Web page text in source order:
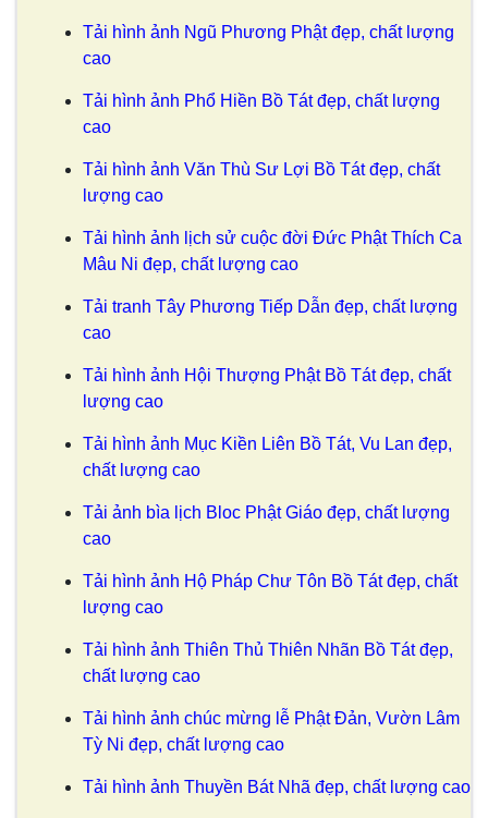
Tải hình ảnh Ngũ Phương Phật đẹp, chất lượng
cao
Tải hình ảnh Phổ Hiền Bồ Tát đẹp, chất lượng
cao
Tải hình ảnh Văn Thù Sư Lợi Bồ Tát đẹp, chất
lượng cao
Tải hình ảnh lịch sử cuộc đời Đức Phật Thích Ca
Mâu Ni đẹp, chất lượng cao
Tải tranh Tây Phương Tiếp Dẫn đẹp, chất lượng
cao
Tải hình ảnh Hội Thượng Phật Bồ Tát đẹp, chất
lượng cao
Tải hình ảnh Mục Kiền Liên Bồ Tát, Vu Lan đẹp,
chất lượng cao
Tải ảnh bìa lịch Bloc Phật Giáo đẹp, chất lượng
cao
Tải hình ảnh Hộ Pháp Chư Tôn Bồ Tát đẹp, chất
lượng cao
Tải hình ảnh Thiên Thủ Thiên Nhãn Bồ Tát đẹp,
chất lượng cao
Tải hình ảnh chúc mừng lễ Phật Đản, Vườn Lâm
Tỳ Ni đẹp, chất lượng cao
Tải hình ảnh Thuyền Bát Nhã đẹp, chất lượng cao